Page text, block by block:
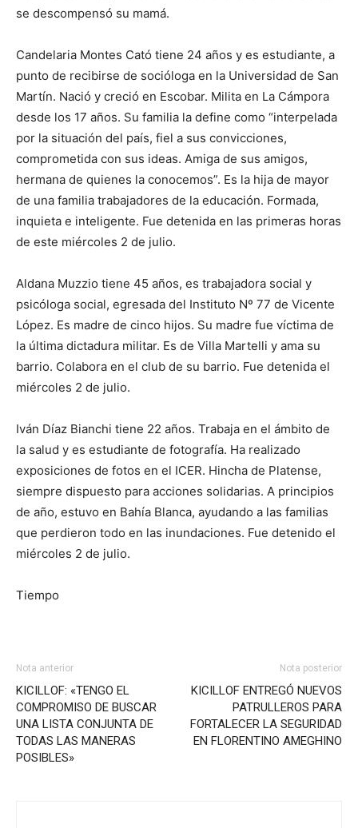
se descompensó su mamá.
Candelaria Montes Cató tiene 24 años y es estudiante, a
punto de recibirse de socióloga en la Universidad de San
Martín. Nació y creció en Escobar. Milita en La Cámpora
desde los 17 años. Su familia la define como “interpelada
por la situación del país, fiel a sus convicciones,
comprometida con sus ideas. Amiga de sus amigos,
hermana de quienes la conocemos”. Es la hija de mayor
de una familia trabajadores de la educación. Formada,
inquieta e inteligente. Fue detenida en las primeras horas
de este miércoles 2 de julio.
Aldana Muzzio tiene 45 años, es trabajadora social y
psicóloga social, egresada del Instituto Nº 77 de Vicente
López. Es madre de cinco hijos. Su madre fue víctima de
la última dictadura militar. Es de Villa Martelli y ama su
barrio. Colabora en el club de su barrio. Fue detenida el
miércoles 2 de julio.
Iván Díaz Bianchi tiene 22 años. Trabaja en el ámbito de
la salud y es estudiante de fotografía. Ha realizado
exposiciones de fotos en el ICER. Hincha de Platense,
siempre dispuesto para acciones solidarias. A principios
de año, estuvo en Bahía Blanca, ayudando a las familias
que perdieron todo en las inundaciones. Fue detenido el
miércoles 2 de julio.
Tiempo
Nota anterior
KICILLOF: «TENGO EL
COMPROMISO DE BUSCAR
UNA LISTA CONJUNTA DE
TODAS LAS MANERAS
POSIBLES»
Nota posterior
KICILLOF ENTREGÓ NUEVOS
PATRULLEROS PARA
FORTALECER LA SEGURIDAD
EN FLORENTINO AMEGHINO